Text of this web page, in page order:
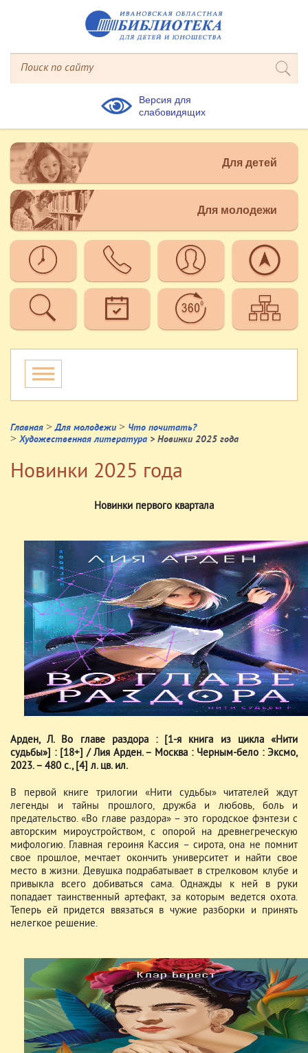
Версия для
слабовидящих
Для детей
Для молодежи
Главная >Для молодежи > Что почитать?
> Художественная литература > Новинки 2025 года
Новинки 2025 года
Новинки первого квартала
Арден, Л. Во главе раздора : [1-я книга из цикла «Нити
судьбы»] : [18+] / Лия Арден. – Москва : Черным-бело : Эксмо,
2023. – 480 с., [4] л. цв. ил.
В первой книге трилогии «Нити судьбы» читателей ждут
легенды и тайны прошлого, дружба и любовь, боль и
предательство. «Во главе раздора» – это городское фэнтези с
авторским мироустройством, с опорой на древнегреческую
мифологию. Главная героиня Кассия – сирота, она не помнит
свое прошлое, мечтает окончить университет и найти свое
место в жизни. Девушка подрабатывает в стрелковом клубе и
привыкла всего добиваться сама. Однажды к ней в руки
попадает таинственный артефакт, за которым ведется охота.
Теперь ей придется ввязаться в чужие разборки и принять
нелегкое решение.